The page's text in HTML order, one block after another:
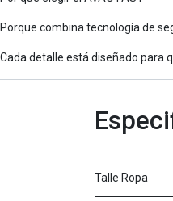
Porque combina tecnología de
Cada detalle está diseñado para
Talle Ropa